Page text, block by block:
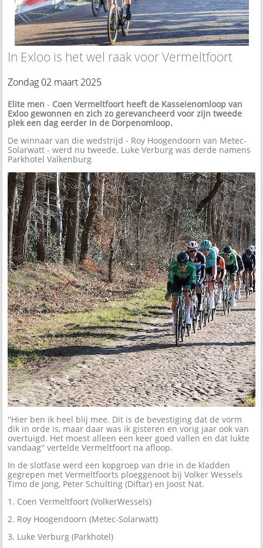
In Exloo is het wel raak voor Vermeltfoort
Zondag 02 maart 2025
Elite men - Coen Vermeltfoort heeft de Kasseienomloop van
Exloo gewonnen en zich zo gerevancheerd voor zijn tweede
plek een dag eerder in de Dorpenomloop.
De winnaar van die wedstrijd - Roy Hoogendoorn van Metec-
Solarwatt - werd nu tweede. Luke Verburg was derde namens
Parkhotel Valkenburg
''Hier ben ik heel blij mee. Dit is de bevestiging dat de vorm
dik in orde is, maar daar was ik gisteren en vorig jaar ook van
overtuigd. Het moest alleen een keer goed vallen en dat lukte
vandaag'' vertelde Vermeltfoort na afloop.
In de slotfase werd een kopgroep van drie in de kladden
gegrepen met Vermeltfoorts ploeggenoot bij Volker Wessels
Timo de Jong, Peter Schulting (Diftar) en Joost Nat.
1. Coen Vermeltfoort (VolkerWessels)
2. Roy Hoogendoorn (Metec-Solarwatt)
3. Luke Verburg (Parkhotel)